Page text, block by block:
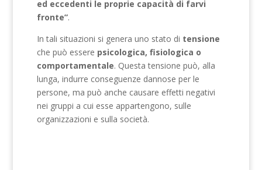
ed eccedenti le proprie capacità di farvi
fronte”.
In tali situazioni si genera uno stato di tensione
che può essere psicologica, fisiologica o
comportamentale. Questa tensione può, alla
lunga, indurre conseguenze dannose per le
persone, ma può anche causare effetti negativi
nei gruppi a cui esse appartengono, sulle
organizzazioni e sulla società.